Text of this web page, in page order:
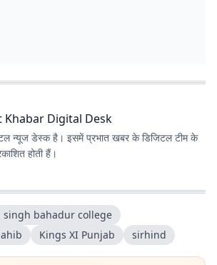
Khabar Digital Desk
न्यूज डेस्क है। इसमें प्रभात खबर के डिजिटल टीम के
होती हैं।
singh bahadur college
Kings XI Punjab sirhind